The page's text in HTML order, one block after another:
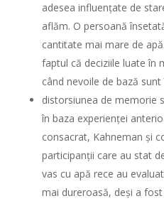
adesea influențate de
aflăm. O persoană
cantitate mai mare de
faptul că deciziile luate în
când nevoile de bază sunt
distorsiunea de memorie
în baza experienței
consacrat, Kahneman și
participanții care au stat
vas cu apă rece au
mai dureroasă, deși a